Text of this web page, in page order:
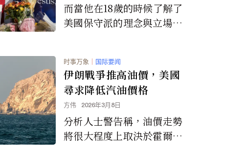
而當他在18歲的時候了解了
美國保守派的理念與立場
鬥。 他最有名的口號就是
「請來證明我錯的」。 這
種公開的宣講與辯論現今世
界上大部分政治家幾乎都做
不到。
时事万象 ｜ 国际要闻
伊朗戰爭推高油價，美國
尋求降低汽油價格
方伟 2026年3月8日
分析人士警告稱，油價走勢
將很大程度上取決於霍爾木